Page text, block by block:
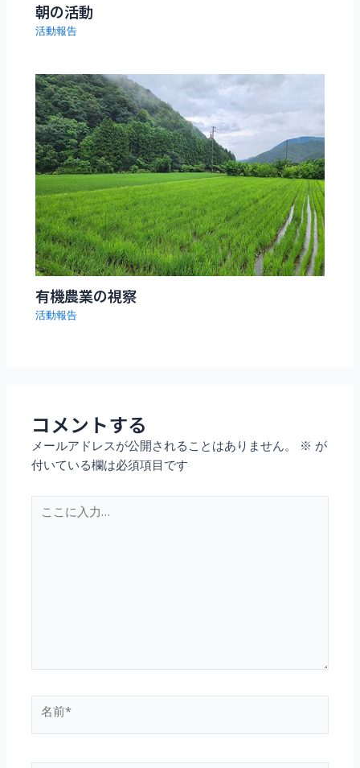
朝の活動
活動報告
有機農業の視察
活動報告
コメントする
メールアドレスが公開されることはありません。 ※ が
付いている欄は必須項目です
こ